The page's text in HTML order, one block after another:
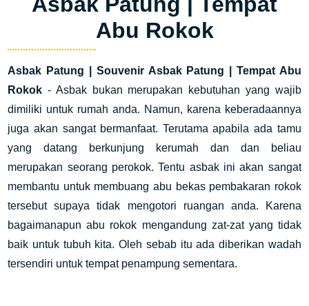
Abu Rokok
Asbak Patung | Souvenir Asbak Patung | Tempat Abu
Rokok - Asbak bukan merupakan kebutuhan yang wajib
dimiliki untuk rumah anda. Namun, karena keberadaannya
juga akan sangat bermanfaat. Terutama apabila ada tamu
yang datang berkunjung kerumah dan dan beliau
merupakan seorang perokok. Tentu asbak ini akan sangat
membantu untuk membuang abu bekas pembakaran rokok
tersebut supaya tidak mengotori ruangan anda. Karena
bagaimanapun abu rokok mengandung zat-zat yang tidak
baik untuk tubuh kita. Oleh sebab itu ada diberikan wadah
tersendiri untuk tempat penampung sementara.